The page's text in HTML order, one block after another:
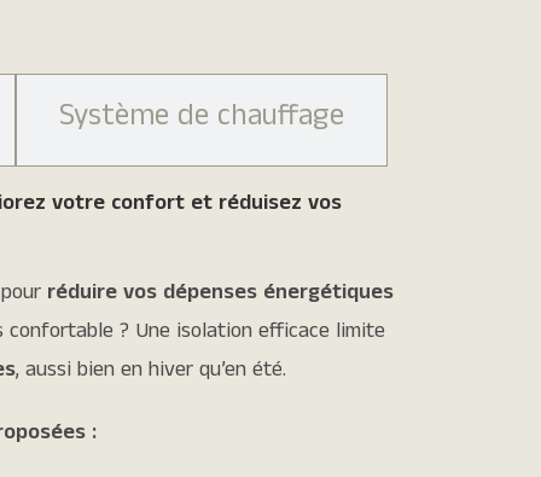
Système de chauffage
votre confort et réduisez vos
réduire vos dépenses énergétiques
? Une isolation efficace limite
, aussi bien en hiver qu’en été.
: